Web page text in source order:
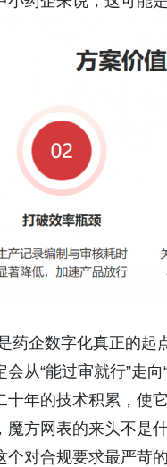
药企数字化真正的
从“能过审就行”走
十年的技术积累，使
魔方网表的来头不是
对合规要求最严苛